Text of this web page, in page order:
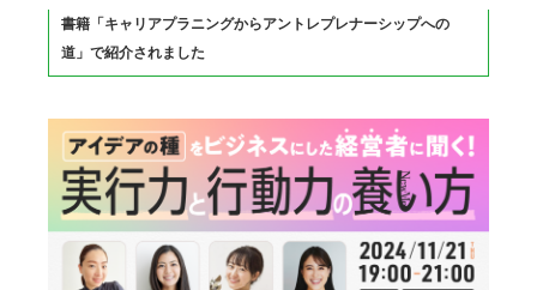
書籍「キャリアプラニングからアントレプレナーシップへの
道」で紹介されました